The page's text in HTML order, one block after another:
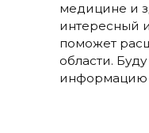
медицине и
интересный
поможет
области.
информацию